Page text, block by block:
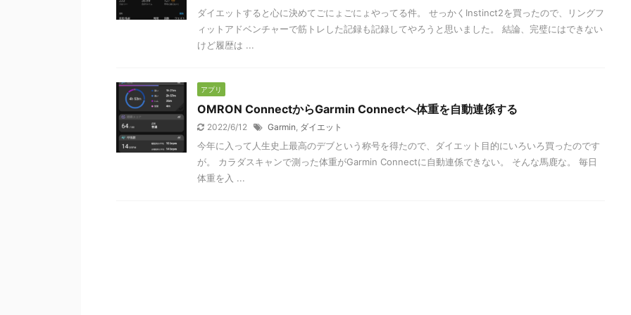
ダイエットすると心に決めてごにょごにょやってる件。 せっかくInstinct2を買ったので、リングフ
ィットアドベンチャーで筋トレした記録も記録してやろうと思いました。 結論、完璧にはできない
けど履歴は ...
アプリ
OMRON ConnectからGarmin Connectへ体重を自動連係する
2022/6/12 Garmin, ダイエット
今年に入って人生史上最高のデブという称号を得たので、ダイエット目的にいろいろ買ったのです
が。 カラダスキャンで測った体重がGarmin Connectに自動連係できない。 そんな馬鹿な。 毎日
体重を入 ...